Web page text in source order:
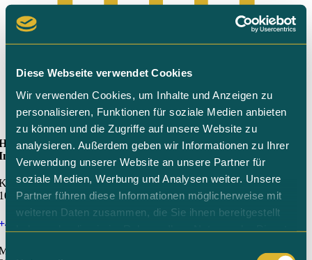
Diese Webseite verwendet Cookies
Wir verwenden Cookies, um Inhalte und Anzeigen zu
personalisieren, Funktionen für soziale Medien anbieten
zu können und die Zugriffe auf unsere Website zu
analysieren. Außerdem geben wir Informationen zu Ihrer
Verwendung unserer Website an unsere Partner für
soziale Medien, Werbung und Analysen weiter. Unsere
Partner führen diese Informationen möglicherweise mit
weiteren Daten zusammen, die Sie ihnen bereitgestellt
Einwilligungsauswahl
David Radloff
76
Berlin
30 544534343
bis Freitag